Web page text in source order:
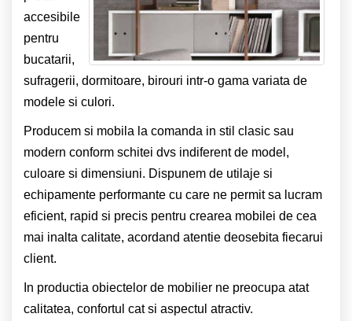
accesibile
pentru
bucatarii,
sufragerii, dormitoare, birouri intr-o gama variata de
modele si culori.
Producem si mobila la comanda in stil clasic sau
modern conform schitei dvs indiferent de model,
culoare si dimensiuni. Dispunem de utilaje si
echipamente performante cu care ne permit sa lucram
eficient, rapid si precis pentru crearea mobilei de cea
mai inalta calitate, acordand atentie deosebita fiecarui
client.
In productia obiectelor de mobilier ne preocupa atat
calitatea, confortul cat si aspectul atractiv.